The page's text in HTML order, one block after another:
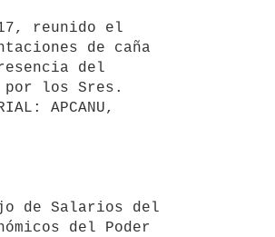
reunido el
de caña
del
por los Sres.
APCANU,
de Salarios del
del Poder